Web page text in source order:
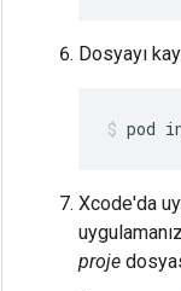
Dosyayı
pod
Xcode'da
proje